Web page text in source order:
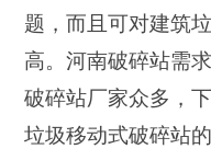
题，而且可对建筑
高。河南破碎站需
破碎站厂家众多，
垃圾移动式破碎站